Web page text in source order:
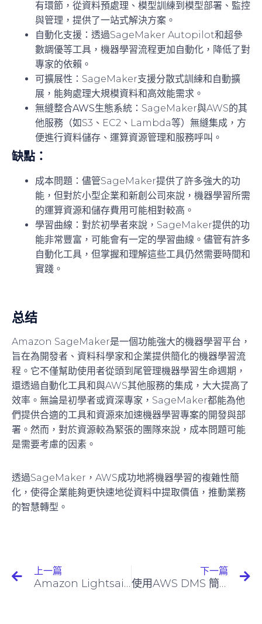
有環節，從資料預處理、模型訓練到模型部署、監控
與管理，提供了一站式解決方案。
自動化支援 ：透過SageMaker Autopilot和超參
數調優等工具，機器學習流程更加自動化，降低了對
專家的依賴。
可擴展性 ：SageMaker支援分散式訓練和自動擴
展，能夠處理大規模資料和高效能需求。
無縫整合AWS生態系統 ：SageMaker與AWS的其
他服務（如S3、EC2、Lambda等）無縫集成，方
便進行資料儲存、運算資源管理和服務呼叫。
缺點：
成本問題 ：儘管SageMaker提供了許多強大的功
能，但對於小型企業和新創公司來說，機器學習所需
的運算資源和儲存費用可能相對較高。
學習曲線 ：對於初學者來說，SageMaker提供的功
能非常豐富，可能會有一定的學習曲線。儘管有許多
自動化工具，但掌握和理解這些工具仍然需要時間和
實踐。
总结
Amazon SageMaker是一個功能強大的機器學習平台，
旨在為開發者、資料科學家和企業提供簡化的機器學習流
程。它不僅幫助使用者從頭到尾管理機器學習生命週期，
還透過自動化工具和與AWS其他服務的集成，大大提高了
效率。無論是初學者或資深專家，SageMaker都能為他
們提供合適的工具和資源來加速機器學習專案的開發與部
署。然而，對於資源較為緊張的團隊來說，成本問題可能
是需要考慮的因素。
透過SageMaker，AWS成功地將機器學習的複雜性簡
化，使得企業能夠更快速地從資料中提取價值，推動業務
的智慧轉型。
上一篇
Amazon Lightsail簡介
下一篇
使用AWS DMS 簡化資料庫遷移